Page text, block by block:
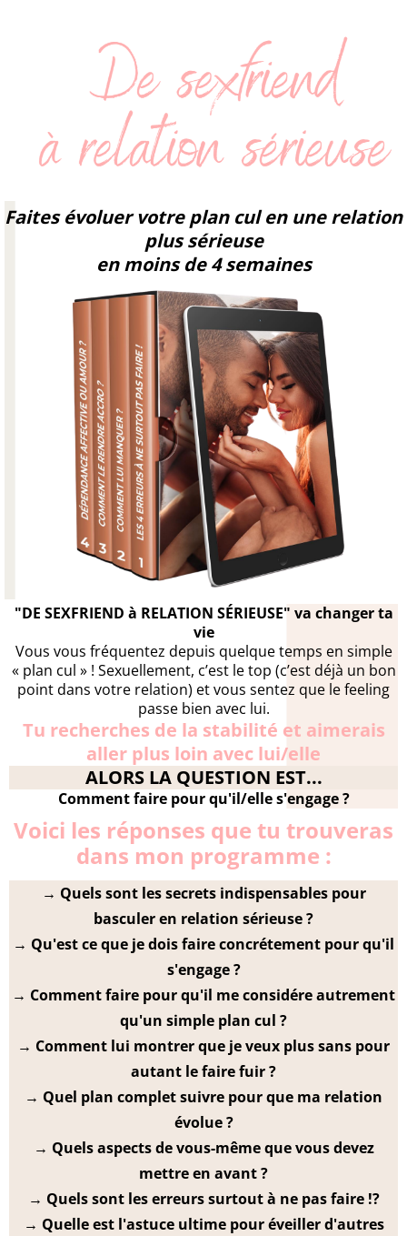
Faites évoluer votre plan cul en une relation
plus sérieuse
en moins de 4 semaines
"DE SEXFRIEND à RELATION SÉRIEUSE" va changer ta
vie
Vous vous fréquentez depuis quelque temps en simple
« plan cul » ! Sexuellement, c’est le top (c’est déjà un bon
point dans votre relation) et vous sentez que le feeling
passe bien avec lui.
Tu recherches de la stabilité et aimerais
aller plus loin avec lui/elle
ALORS LA QUESTION EST...
Comment faire pour qu'il/elle s'engage ?
Voici les réponses que tu trouveras
dans mon programme :
→ Quels sont les secrets indispensables pour
basculer en relation sérieuse ?
→ Qu'est ce que je dois faire concrétement pour qu'il
s'engage ?
→ Comment faire pour qu'il me considére autrement
qu'un simple plan cul ?
→ Comment lui montrer que je veux plus sans pour
autant le faire fuir ?
→ Quel plan complet suivre pour que ma relation
évolue ?
→ Quels aspects de vous-même que vous devez
mettre en avant ?
→ ​Quels sont les erreurs surtout à ne pas faire !?
→ Quelle est l'astuce ultime pour éveiller d'autres